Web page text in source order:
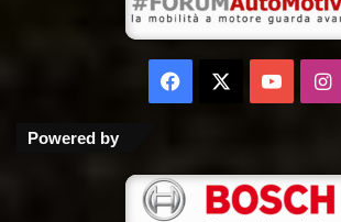
Facebook
You
Powered by